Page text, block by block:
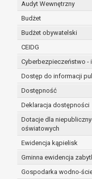
Audyt Wewnętrzny
Budżet
Budżet obywatelski
CEIDG
Cyberbezpieczeństwo -
Dostęp do informacji
Dostępność
Deklaracja dostępności
Dotacje dla
oświatowych
Ewidencja kąpielisk
Gminna ewidencja
Gospodarka wodno-
prawo
Z
on
W
prawo do
Organem
W